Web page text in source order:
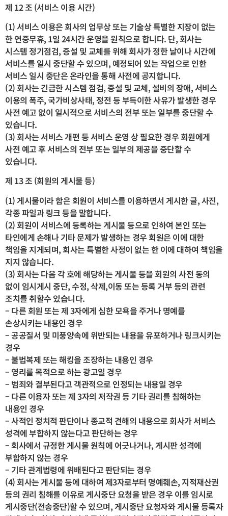
제 12 조 (서비스 이용 시간)
(1) 서비스 이용은 회사의 업무상 또는 기술상 특별한 지장이 없는
한 연중무휴, 1일 24시간 운영을 원칙으로 합니다. 단, 회사는
시스템 정기점검, 증설 및 교체를 위해 회사가 정한 날이나 시간에
서비스를 일시 중단할 수 있으며, 예정되어 있는 작업으로 인한
서비스 일시 중단은 온라인을 통해 사전에 공지합니다.
(2) 회사는 긴급한 시스템 점검, 증설 및 교체, 설비의 장애, 서비스
이용의 폭주, 국가비상사태, 정전 등 부득이한 사유가 발생한 경우
사전 예고 없이 일시적으로 서비스의 전부 또는 일부를 중단할 수
있습니다.
(3) 회사는 서비스 개편 등 서비스 운영 상 필요한 경우 회원에게
사전 예고 후 서비스의 전부 또는 일부의 제공을 중단할 수
있습니다.
제 13 조 (회원의 게시물 등)
(1) 게시물이라 함은 회원이 서비스를 이용하면서 게시한 글, 사진,
각종 파일과 링크 등을 말합니다.
(2) 회원이 서비스에 등록하는 게시물 등으로 인하여 본인 또는
타인에게 손해나 기타 문제가 발생하는 경우 회원은 이에 대한
책임을 지게되며, 회사는 특별한 사정이 없는 한 이에 대하여 책임을
지지 않습니다.
(3) 회사는 다음 각 호에 해당하는 게시물 등을 회원의 사전 동의
없이 임시게시 중단, 수정, 삭제,이동 또는 등록 거부 등의 관련
조치를 취할수 있습니다.
– 다른 회원 또는 제 3자에게 심한 모욕을 주거나 명예를
손상시키는 내용인 경우
– 공공질서 및 미풍양속에 위반되는 내용을 유포하거나 링크시키는
경우
– 불법복제 또는 해킹을 조장하는 내용인 경우
– 영리를 목적으로 하는 광고일 경우
– 범죄와 결부된다고 객관적으로 인정되는 내용일 경우
– 다른 이용자 또는 제 3자의 저작권 등 기타 권리를 침해하는
내용인 경우
– 사적인 정치적 판단이나 종교적 견해의 내용으로 회사가 서비스
성격에 부합하지 않는다고 판단하는 경우
– 회사에서 규정한 게시물 원칙에 어긋나거나, 게시판 성격에
부합하지 않는 경우
– 기타 관계법령에 위배된다고 판단되는 경우
(4) 회사는 게시물 등에 대하여 제3자로부터 명예훼손, 지적재산권
등의 권리 침해를 이유로 게시중단 요청을 받은 경우 이를 임시로
게시중단(전송중단)할 수 있으며, 게시중단 요청자와 게시물 등록자